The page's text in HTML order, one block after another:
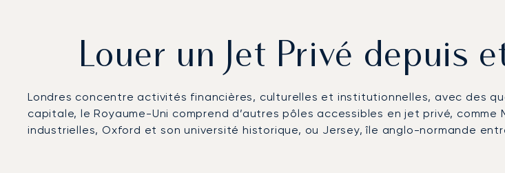
Louer un Jet Privé depuis
Londres concentre activités financières, culturelles et institutionnelles, avec des
capitale, le Royaume-Uni comprend d’autres pôles accessibles en jet privé,
industrielles, Oxford et son université historique, ou Jersey, île anglo-normande